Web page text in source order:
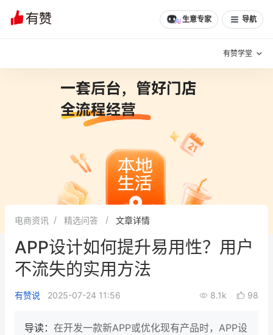
生意专家 导航
有赞学堂
增长方法
有赞专家说
新零售最佳实践
面对面聊增长
新零售大会 新零售茶会
电商资讯 精选问答 文章详情
APP设计如何提升易用性？用户
不流失的实用方法
有赞说 2025-07-24 11:56 8.1k 98
导读： 在开发一款新APP或优化现有产品时，APP设